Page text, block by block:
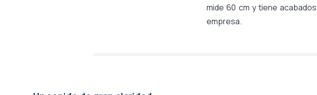
mide 60 cm y tiene
empresa.